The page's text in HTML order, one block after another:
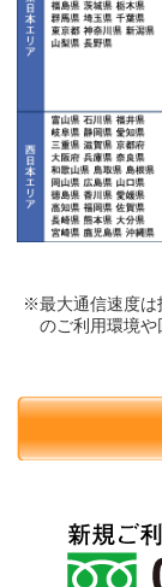
※最大通信速度は
のご利用環境や